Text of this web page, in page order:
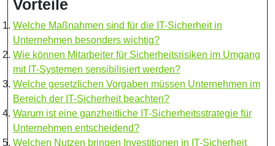
Vorteile
Welche Maßnahmen sind für die IT-Sicherheit in
Unternehmen besonders wichtig?
Wie können Mitarbeiter für Sicherheitsrisiken im Umgang
mit IT-Systemen sensibilisiert werden?
Welche gesetzlichen Vorgaben müssen Unternehmen im
Bereich der IT-Sicherheit beachten?
Warum ist eine ganzheitliche IT-Sicherheitsstrategie für
Unternehmen entscheidend?
Welchen Nutzen bringen Investitionen in IT-Sicherheit